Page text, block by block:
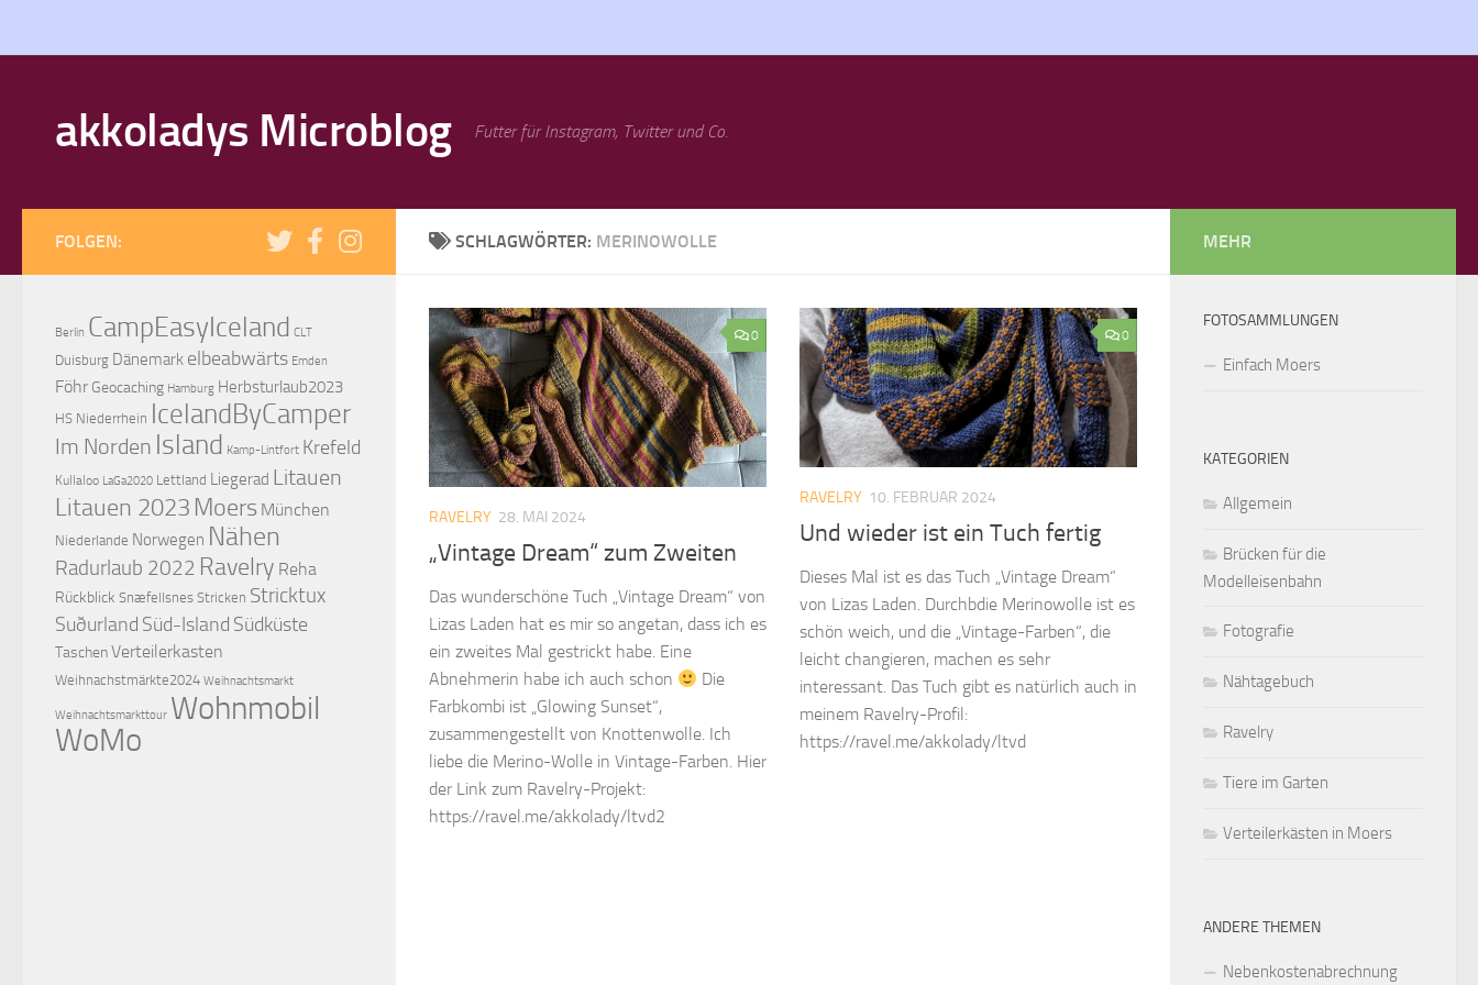
akkoladys Microblog Futter für Instagram, Twitter und Co.
SCHLAGWÖRTER: MERINOWOLLE
0
RAVELRY 28. MAI 2024
„Vintage Dream“ zum Zweiten
Das wunderschöne Tuch „Vintage Dream“ von
Lizas Laden hat es mir so angetan, dass ich es
ein zweites Mal gestrickt habe. Eine
Abnehmerin habe ich auch schon
Die
Farbkombi ist „Glowing Sunset“,
zusammengestellt von Knottenwolle. Ich
liebe die Merino-Wolle in Vintage-Farben. Hier
der Link zum Ravelry-Projekt:
https://ravel.me/akkolady/ltvd2
0
RAVELRY 10. FEBRUAR 2024
Und wieder ist ein Tuch fertig
Dieses Mal ist es das Tuch „Vintage Dream“
von Lizas Laden. Durchbdie Merinowolle ist es
schön weich, und die „Vintage-Farben“, die
leicht changieren, machen es sehr
interessant. Das Tuch gibt es natürlich auch in
meinem Ravelry-Profil:
https://ravel.me/akkolady/ltvd
FOLGEN:
Berlin CampEasyIceland CLT
Duisburg Dänemark elbeabwärts Emden
Föhr Geocaching Hamburg Herbsturlaub2023
HS Niederrhein IcelandByCamper
Im Norden Island Kamp-Lintfort Krefeld
Kullaloo LaGa2020 Lettland Liegerad Litauen
Litauen 2023 Moers München
Niederlande Norwegen Nähen
Radurlaub 2022 Ravelry Reha
Rückblick Snæfellsnes Stricken Stricktux
Suðurland Süd-Island Südküste
TaschenVerteilerkasten
Weihnachstmärkte2024 Weihnachtsmarkt
Weihnachtsmarkttour Wohnmobil
WoMo
MEHR
FOTOSAMMLUNGEN
Einfach Moers
KATEGORIEN
Allgemein
Brücken für die
Modelleisenbahn
Fotografie
Nähtagebuch
Ravelry
Tiere im Garten
Verteilerkästen in Moers
ANDERE THEMEN
Nebenkostenabrechnung